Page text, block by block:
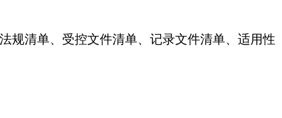
规清单、受控文件清单、记录文件清单、适用性